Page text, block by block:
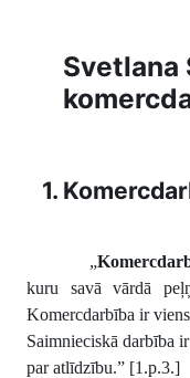
Svetlana
1.
„
kuru savā vārdā
Komercdarbība ir
Saimnieciskā darbība
par atlīdzību.” [1.p.3.]